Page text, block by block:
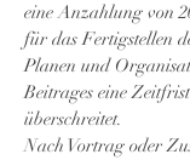
eine Anzahlung von
für das Fertigstellen
Planen und
Beitrages eine
überschreitet.
Nach Vortrag oder